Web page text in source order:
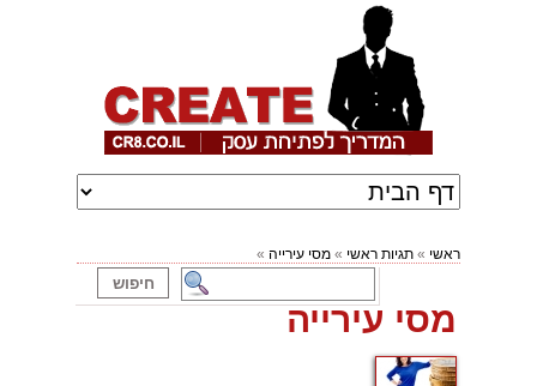
ראשי » תגיות ראשי » מסי עירייה »
מסי עירייה